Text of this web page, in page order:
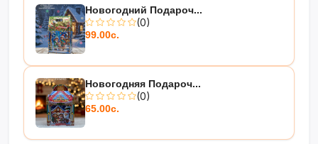
Новогодний Подароч...
(0)
99.00с.
Новогодняя Подароч...
(0)
65.00с.